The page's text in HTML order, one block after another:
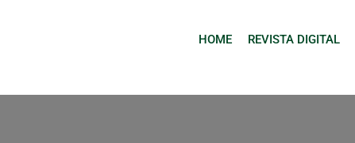
HOME REVISTA DIGITAL